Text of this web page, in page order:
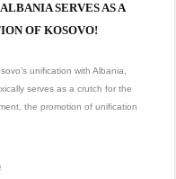
SERVES AS A
OF KOSOVO!
unification with Albania,
serves as a crutch for the
the promotion of unification